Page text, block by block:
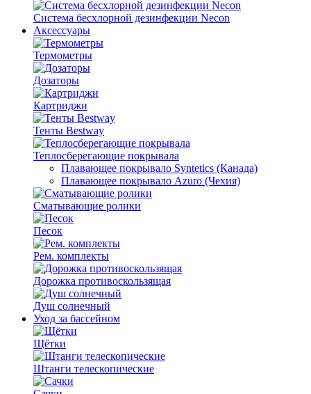
Система бесхлорной дезинфекции Necon
Аксессуары
Термометры
Дозаторы
Картриджи
Тенты Bestway
Теплосберегающие покрывала
Плавающее покрывало Syntetics (Канада)
Плавающее покрывало Azuro (Чехия)
Сматывающие ролики
Песок
Рем. комплекты
Дорожка противоскользящая
Душ солнечный
Уход за бассейном
Щётки
Штанги телескопические